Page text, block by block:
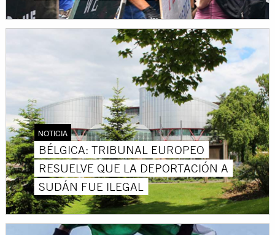
NOTICIA
BÉLGICA: TRIBUNAL EUROPEO
RESUELVE QUE LA DEPORTACIÓN A
SUDÁN FUE ILEGAL